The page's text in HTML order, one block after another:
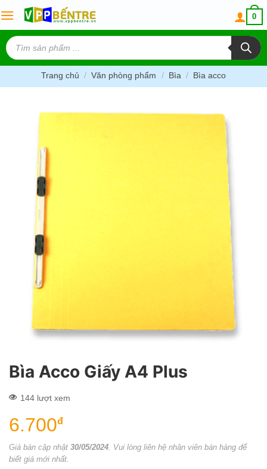
to
content
0
Tìm
kiếm
sản
phẩm
Trang chủ / Văn phòng phẩm / Bìa / Bìa acco
Bìa Acco Giấy A4 Plus
144 lượt xem
6.700đ
Giá bán cập nhật 30/05/2024 . Vui lòng liên hệ nhân viên bán hàng để
biết giá mới nhất.